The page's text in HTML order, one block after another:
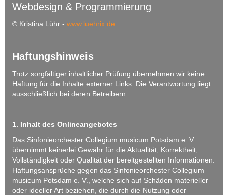
Webdesign & Programmierung
© Kristina Lühr - www.luehrix.de
Haftungshinweis
Trotz sorgfältiger inhaltlicher Prüfung übernehmen wir keine
Haftung für die Inhalte externer Links. Die Verantwortung liegt
ausschließlich bei deren Betreibern.
1. Inhalt des Onlineangebotes
Das Sinfonieorchester Collegium musicum Potsdam e. V.
übernimmt keinerlei Gewähr für die Aktualität, Korrektheit,
Vollständigkeit oder Qualität der bereitgestellten Informationen.
Haftungsansprüche gegen das Sinfonieorchester Collegium
musicum Potsdam e. V., welche sich auf Schäden materieller
oder ideeller Art beziehen, die durch die Nutzung oder